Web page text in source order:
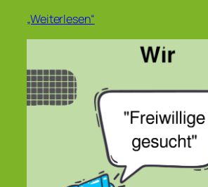
„Weiterlesen“